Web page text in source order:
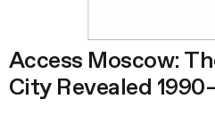
Access Moscow:
City Revealed